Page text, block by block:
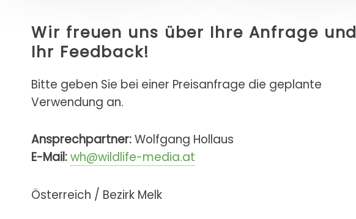
Wir freuen uns über Ihre Anfrage und
Ihr Feedback!
Bitte geben Sie bei einer Preisanfrage die geplante
Verwendung an.
Ansprechpartner:Wolfgang Hollaus
E-Mail:wh@wildlife-media.at
Österreich / Bezirk Melk